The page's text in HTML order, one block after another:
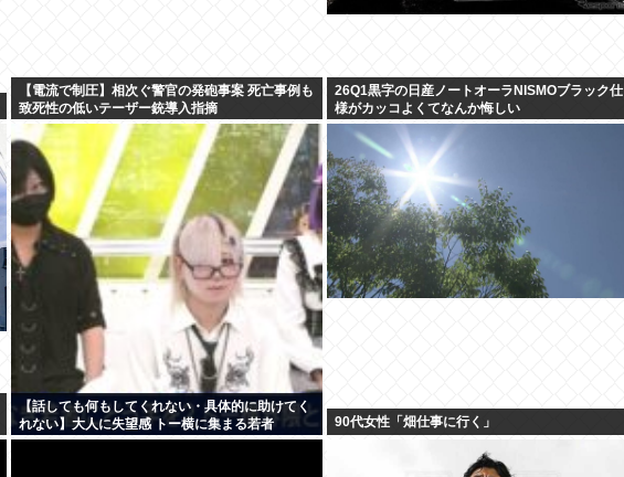
【電流で制圧】相次ぐ警官の発砲事案 死亡事例も
致死性の低いテーザー銃導入指摘
26Q1黒字の日産ノートオーラNISMOブラック仕
様がカッコよくてなんか悔しい
【話しても何もしてくれない・具体的に助けてく
れない】大人に失望感 トー横に集まる若者
90代女性「畑仕事に行く」